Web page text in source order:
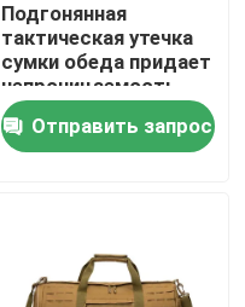
Подгонянная
тактическая утечка
сумки обеда придает
непроницаемость
сумка Tote набора
подкладок обеда
PEVA
Отправить запрос